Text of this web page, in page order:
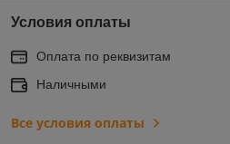
Условия оплаты
Оплата по реквизитам
Наличными
Все условия оплаты